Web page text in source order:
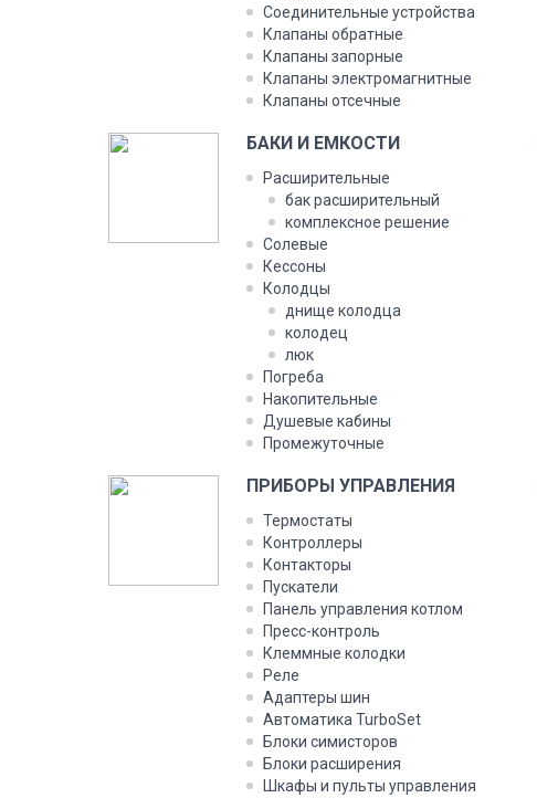
Соединительные устройства
Клапаны обратные
Клапаны запорные
Клапаны электромагнитные
Клапаны отсечные
БАКИ И ЕМКОСТИ
Расширительные
бак расширительный
комплексное решение
Солевые
Кессоны
Колодцы
днище колодца
колодец
люк
Погреба
Накопительные
Душевые кабины
Промежуточные
ПРИБОРЫ УПРАВЛЕНИЯ
Термостаты
Контроллеры
Контакторы
Пускатели
Панель управления котлом
Пресс-контроль
Клеммные колодки
Реле
Адаптеры шин
Автоматика TurboSet
Блоки симисторов
Блоки расширения
Шкафы и пульты управления